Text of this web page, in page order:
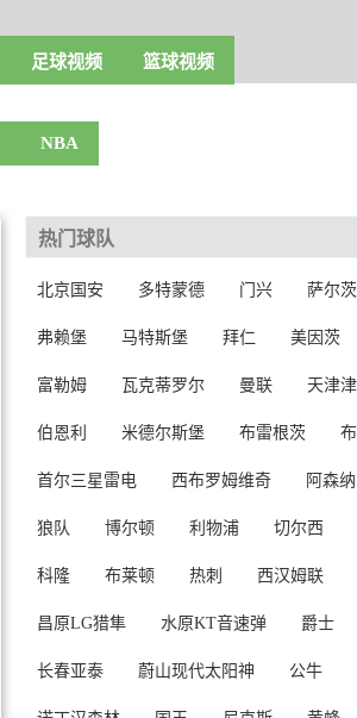
足球视频 篮球视频
NBA
热门球队
北京国安 多特蒙德 门兴 萨尔
弗赖堡 马特斯堡 拜仁 美因茨
富勒姆 瓦克蒂罗尔 曼联 天津
伯恩利 米德尔斯堡 布雷根茨
首尔三星雷电 西布罗姆维奇 阿森纳
狼队 博尔顿 利物浦 切尔西
科隆 布莱顿 热刺 西汉姆联
昌原LG猎隼 水原KT音速弹 爵士
长春亚泰 蔚山现代太阳神 公牛